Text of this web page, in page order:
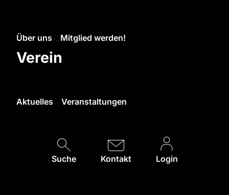
Über uns Mitglied werden!
Verein
Aktuelles Veranstaltungen
Suche Kontakt Login